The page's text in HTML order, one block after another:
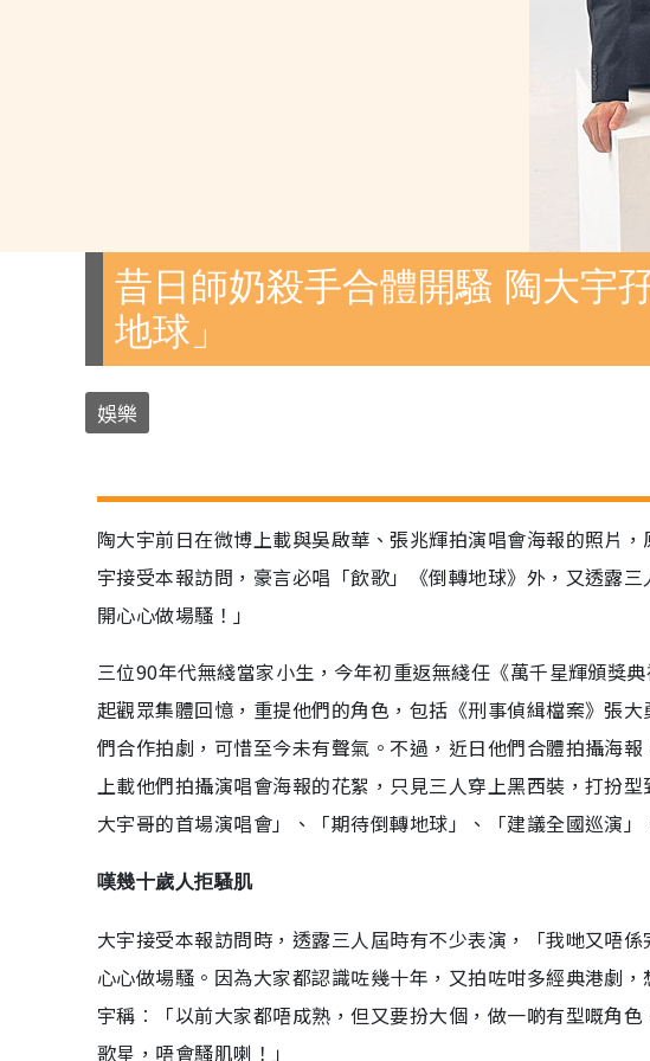
昔日師奶殺手合體開騷 陶大宇
地球」
娛樂
陶大宇前日在微博上載與吳啟華、張兆輝拍演唱會海報的照片
宇接受本報訪問，豪言必唱「飲歌」《倒轉地球》外，又透露
開心心做場騷！」
三位90年代無綫當家小生，今年初重返無綫任《萬千星輝頒獎
起觀眾集體回憶，重提他們的角色，包括《刑事偵緝檔案》張
們合作拍劇，可惜至今未有聲氣。不過，近日他們合體拍攝海
上載他們拍攝演唱會海報的花絮，只見三人穿上黑西裝，打扮
大宇哥的首場演唱會」、「期待倒轉地球」、「建議全國巡演」
嘆幾十歲人拒騷肌
大宇接受本報訪問時，透露三人屆時有不少表演，「我哋又唔
心心做場騷。因為大家都認識咗幾十年，又拍咗咁多經典港劇
宇稱︰「以前大家都唔成熟，但又要扮大個，做一啲有型嘅角
歌星，唔會騷肌喇！」